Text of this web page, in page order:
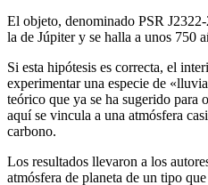
El objeto, denominado PSR
la de Júpiter y se halla a unos 750
Si esta hipótesis es correcta, el
experimentar una especie de
teórico que ya se ha sugerido para
aquí se vincula a una atmósfera
carbono.
Los resultados llevaron a los
atmósfera de planeta de un tipo